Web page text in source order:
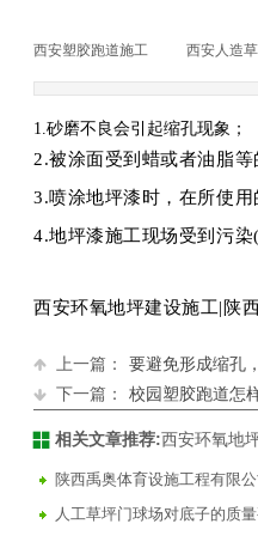
西安塑胶跑道施工 西安人造
1.砂磨不良会引起缩孔现象；
2.被涂面受到蜡或者油脂
3.喷涂地坪漆时，在所使
4.地坪漆施工现场受到污
西安环氧地坪建设施工|陕
上一篇：
要避免形成缩孔
下一篇：
校园塑胶跑道怎
相关文章推荐:西安环氧地
陕西禹奥体育设施工程有限
人工草坪门球场对底子的质